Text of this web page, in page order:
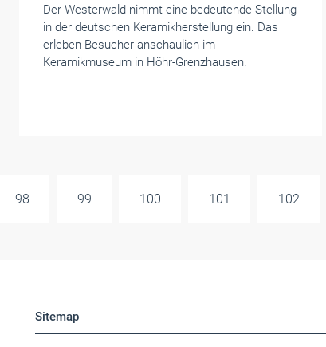
Der Westerwald nimmt eine bedeutende Stellung
in der deutschen Keramikherstellung ein. Das
erleben Besucher anschaulich im
Keramikmuseum in Höhr-Grenzhausen.
98 99 100 101 102
Sitemap